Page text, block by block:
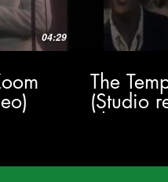
04:29
The
(Studio
Show